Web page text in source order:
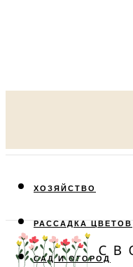
ХОЗЯЙСТВО
РАССАДКА ЦВЕТОВ
САД И ОГОРОД